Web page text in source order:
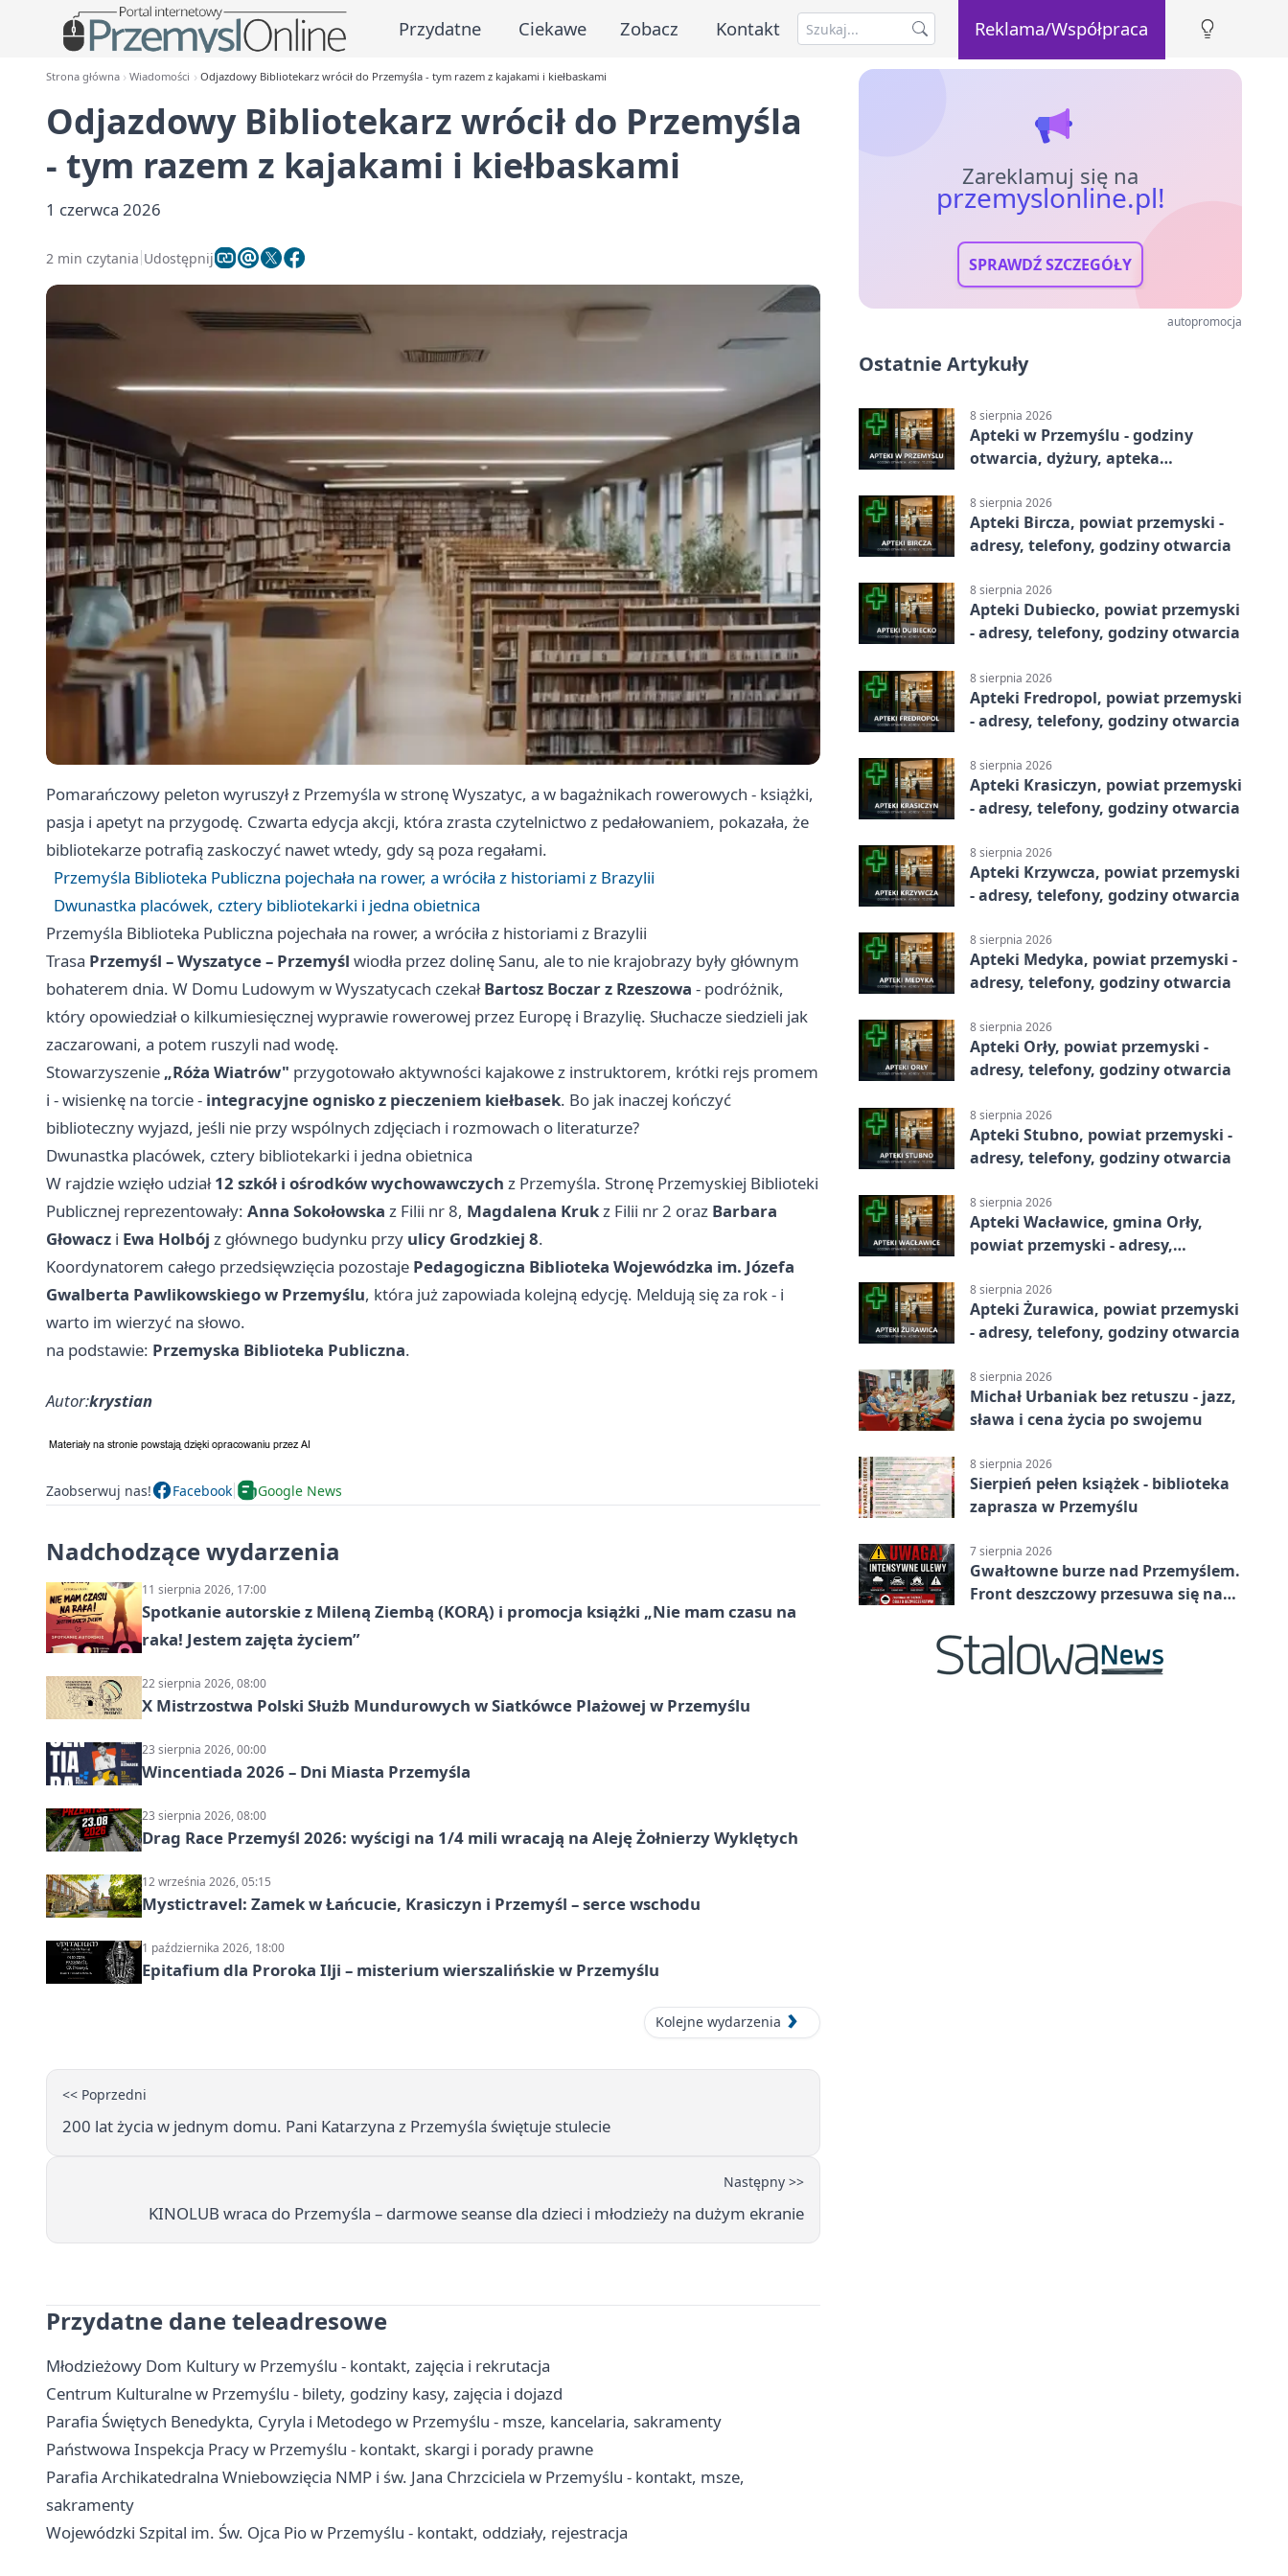
Przydatne Ciekawe Zobacz Kontakt Reklama/Współpraca
Strona główna Wiadomości Odjazdowy Bibliotekarz wrócił do Przemyśla - tym razem z kajakami i kiełbaskami
Odjazdowy Bibliotekarz wrócił do Przemyśla
- tym razem z kajakami i kiełbaskami
1 czerwca 2026
2 min czytania Udostępnij
Pomarańczowy peleton wyruszył z Przemyśla w stronę Wyszatyc, a w bagażnikach rowerowych - książki,
pasja i apetyt na przygodę. Czwarta edycja akcji, która zrasta czytelnictwo z pedałowaniem, pokazała, że
bibliotekarze potrafią zaskoczyć nawet wtedy, gdy są poza regałami.
Przemyśla Biblioteka Publiczna pojechała na rower, a wróciła z historiami z Brazylii
Dwunastka placówek, cztery bibliotekarki i jedna obietnica
Przemyśla Biblioteka Publiczna pojechała na rower, a wróciła z historiami z Brazylii
Trasa Przemyśl – Wyszatyce – Przemyśl wiodła przez dolinę Sanu, ale to nie krajobrazy były głównym
bohaterem dnia. W Domu Ludowym w Wyszatycach czekałBartosz Boczar z Rzeszowa - podróżnik,
który opowiedział o kilkumiesięcznej wyprawie rowerowej przez Europę i Brazylię. Słuchacze siedzieli jak
zaczarowani, a potem ruszyli nad wodę.
Stowarzyszenie „Róża Wiatrów" przygotowało aktywności kajakowe z instruktorem, krótki rejs promem
i - wisienkę na torcie - integracyjne ognisko z pieczeniem kiełbasek. Bo jak inaczej kończyć
biblioteczny wyjazd, jeśli nie przy wspólnych zdjęciach i rozmowach o literaturze?
Dwunastka placówek, cztery bibliotekarki i jedna obietnica
W rajdzie wzięło udział12 szkół i ośrodków wychowawczych z Przemyśla. Stronę Przemyskiej Biblioteki
Publicznej reprezentowały: Anna Sokołowska z Filii nr 8, Magdalena Krukz Filii nr 2 oraz Barbara
Głowacz i Ewa Holbój z głównego budynku przy ulicy Grodzkiej 8.
Koordynatorem całego przedsięwzięcia pozostaje Pedagogiczna Biblioteka Wojewódzka im. Józefa
Gwalberta Pawlikowskiego w Przemyślu, która już zapowiada kolejną edycję. Meldują się za rok - i
warto im wierzyć na słowo.
na podstawie: Przemyska Biblioteka Publiczna.
Autor:krystian
Zaobserwuj nas! Facebook Google News
Nadchodzące wydarzenia
11 sierpnia 2026, 17:00
Spotkanie autorskie z Mileną Ziembą (KORĄ) i promocja książki „Nie mam czasu na
raka! Jestem zajęta życiem”
22 sierpnia 2026, 08:00
X Mistrzostwa Polski Służb Mundurowych w Siatkówce Plażowej w Przemyślu
23 sierpnia 2026, 00:00
Wincentiada 2026 – Dni Miasta Przemyśla
23 sierpnia 2026, 08:00
Drag Race Przemyśl 2026: wyścigi na 1/4 mili wracają na Aleję Żołnierzy Wyklętych
12 września 2026, 05:15
Mystictravel: Zamek w Łańcucie, Krasiczyn i Przemyśl – serce wschodu
1 października 2026, 18:00
Epitafium dla Proroka Ilji – misterium wierszalińskie w Przemyślu
Kolejne wydarzenia
<< Poprzedni
200 lat życia w jednym domu. Pani Katarzyna z Przemyśla świętuje stulecie
Następny >>
KINOLUB wraca do Przemyśla – darmowe seanse dla dzieci i młodzieży na dużym ekranie
Przydatne dane teleadresowe
Młodzieżowy Dom Kultury w Przemyślu - kontakt, zajęcia i rekrutacja
Centrum Kulturalne w Przemyślu - bilety, godziny kasy, zajęcia i dojazd
Parafia Świętych Benedykta, Cyryla i Metodego w Przemyślu - msze, kancelaria, sakramenty
Państwowa Inspekcja Pracy w Przemyślu - kontakt, skargi i porady prawne
Parafia Archikatedralna Wniebowzięcia NMP i św. Jana Chrzciciela w Przemyślu - kontakt, msze,
sakramenty
Wojewódzki Szpital im. Św. Ojca Pio w Przemyślu - kontakt, oddziały, rejestracja
Zareklamuj się na
przemyslonline.pl!
SPRAWDŹ SZCZEGÓŁY
autopromocja
Ostatnie Artykuły
8 sierpnia 2026
Apteki w Przemyślu - godziny
otwarcia, dyżury, apteka
8 sierpnia 2026
Apteki Bircza, powiat przemyski -
adresy, telefony, godziny otwarcia
8 sierpnia 2026
Apteki Dubiecko, powiat przemyski
- adresy, telefony, godziny otwarcia
8 sierpnia 2026
Apteki Fredropol, powiat przemyski
- adresy, telefony, godziny otwarcia
8 sierpnia 2026
Apteki Krasiczyn, powiat przemyski
- adresy, telefony, godziny otwarcia
8 sierpnia 2026
Apteki Krzywcza, powiat przemyski
- adresy, telefony, godziny otwarcia
8 sierpnia 2026
Apteki Medyka, powiat przemyski -
adresy, telefony, godziny otwarcia
8 sierpnia 2026
Apteki Orły, powiat przemyski -
adresy, telefony, godziny otwarcia
8 sierpnia 2026
Apteki Stubno, powiat przemyski -
adresy, telefony, godziny otwarcia
8 sierpnia 2026
Apteki Wacławice, gmina Orły,
powiat przemyski - adresy,
8 sierpnia 2026
Apteki Żurawica, powiat przemyski
- adresy, telefony, godziny otwarcia
8 sierpnia 2026
Michał Urbaniak bez retuszu - jazz,
sława i cena życia po swojemu
8 sierpnia 2026
Sierpień pełen książek - biblioteka
zaprasza w Przemyślu
7 sierpnia 2026
Gwałtowne burze nad Przemyślem.
Front deszczowy przesuwa się na